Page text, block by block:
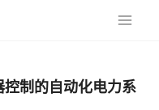
制的自动化电力系